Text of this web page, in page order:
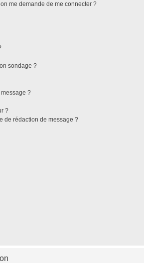
on me demande de me connecter ?
sondage ?
?
?
de rédaction de message ?